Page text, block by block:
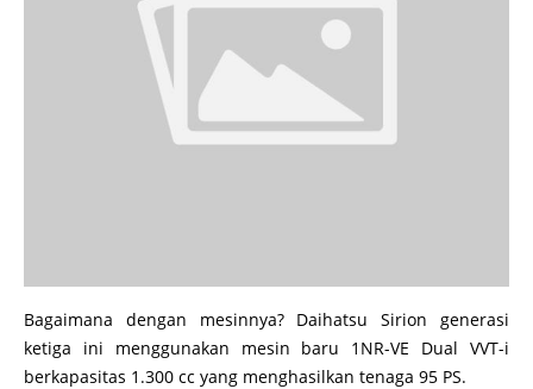
Bagaimana dengan mesinnya? Daihatsu Sirion generasi
ketiga ini menggunakan mesin baru 1NR-VE Dual VVT-i
berkapasitas 1.300 cc ‎yang menghasilkan tenaga 95 PS.